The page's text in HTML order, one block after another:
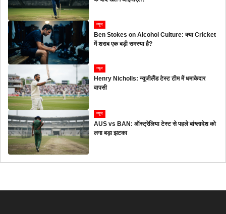
न्यूज
Ben Stokes on Alcohol Culture: क्या Cricket
में शराब एक बड़ी समस्या है?
न्यूज
Henry Nicholls: न्यूजीलैंड टेस्ट टीम में धमाकेदार
वापसी
न्यूज
AUS vs BAN: ऑस्ट्रेलिया टेस्ट से पहले बांग्लादेश को
लगा बड़ा झटका